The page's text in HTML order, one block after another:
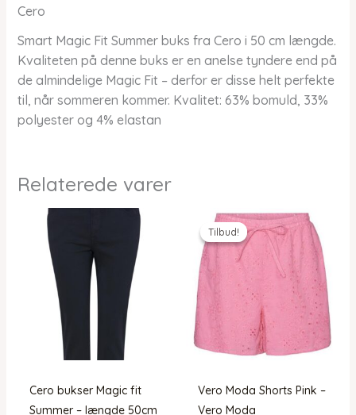
Cero
Smart Magic Fit Summer buks fra Cero i 50 cm længde.
Kvaliteten på denne buks er en anelse tyndere end på
de almindelige Magic Fit – derfor er disse helt perfekte
til, når sommeren kommer. Kvalitet: 63% bomuld, 33%
polyester og 4% elastan
Relaterede varer
Cero bukser Magic fit
Summer – længde 50cm
Tilbud!
Tilbud!
Vero Moda Shorts Pink –
Vero Moda